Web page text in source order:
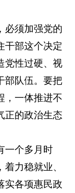
必须加强党的
干部这个决定
党性过硬、视
部队伍。要把
，一体推进不
正的政治生态
一个多月时
力稳就业、
实各项惠民政